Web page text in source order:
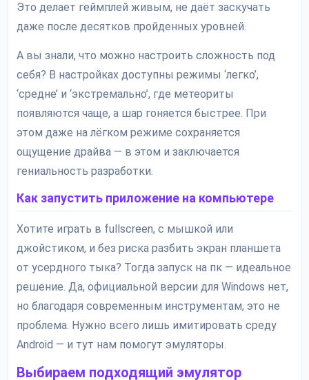
Это делает геймплей живым, не даёт заскучать
даже после десятков пройденных уровней.
А вы знали, что можно настроить сложность под
себя? В настройках доступны режимы ‘легко’,
‘средне’ и ‘экстремально’, где метеориты
появляются чаще, а шар гоняется быстрее. При
этом даже на лёгком режиме сохраняется
ощущение драйва — в этом и заключается
гениальность разработки.
Как запустить приложение на компьютере
Хотите играть в fullscreen, с мышкой или
джойстиком, и без риска разбить экран планшета
от усердного тыка? Тогда запуск на пк — идеальное
решение. Да, официальной версии для Windows нет,
но благодаря современным инструментам, это не
проблема. Нужно всего лишь имитировать среду
Android — и тут нам помогут эмуляторы.
Выбираем подходящий эмулятор